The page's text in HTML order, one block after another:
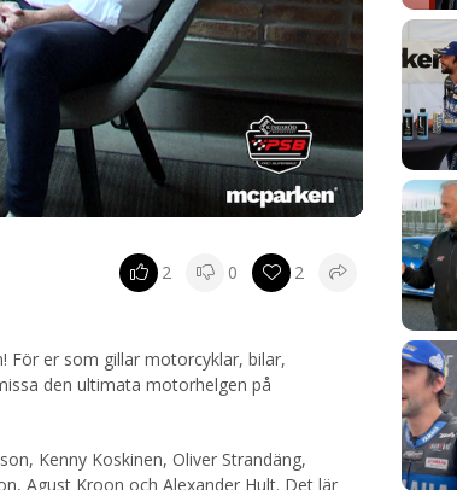
00:00
Christoffer Bergman tar
banrekord på Gellerås
Christoffer Bergman tar
banrekord på Gelleråsen
Bergman visar det optimala
körspåret på Gell
Bergman visar det optimala
körspåret på Gelleråsen
Kanonloppet Race 1
Kanonloppet Race 1
Livesändning
Linhardt tar bronset i Superbike
Bergman inför race
2 0 2
För er som gillar motorcyklar, bilar,
den ultimata motorhelgen på
Kenny Koskinen, Oliver Strandäng,
Agust Kroon och Alexander Hult. Det lär